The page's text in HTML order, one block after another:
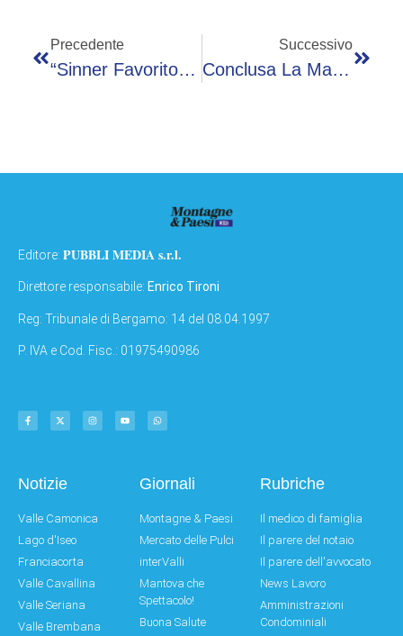
Precedente
“Sinner Favorito, Sorteggio Contro Djokovic”: Roland Garros, Sui Social È ‘complotto’ Contro Nole
Successivo
Conclusa La Maratona Bullismo 2026, Insieme Per Costruire Nuova Cultura Di Ascolto E Inclusione
Editore: PUBBLI MEDIA s.r.l.
Direttore responsabile: Enrico Tironi
Reg: Tribunale di Bergamo: 14 del 08.04.1997
P. IVA e Cod. Fisc.: 01975490986
Notizie
Valle Camonica
Lago d'Iseo
Franciacorta
Valle Cavallina
Valle Seriana
Valle Brembana
Giornali
Montagne & Paesi
Mercato delle Pulci
interValli
Mantova che
Spettacolo!
Buona Salute
Rubriche
Il medico di famiglia
Il parere del notaio
Il parere dell'avvocato
News Lavoro
Amministrazioni
Condominiali